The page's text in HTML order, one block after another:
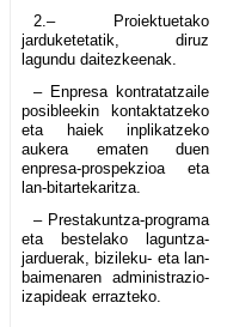
2.– Proiektuetako
jarduketetatik, diruz
lagundu daitezkeenak.
– Enpresa kontratatzaile
posibleekin kontaktatzeko
eta haiek inplikatzeko
aukera ematen duen
enpresa-prospekzioa eta
lan-bitartekaritza.
– Prestakuntza-programa
eta bestelako laguntza-
jarduerak, bizileku- eta lan-
baimenaren administrazio-
izapideak errazteko.